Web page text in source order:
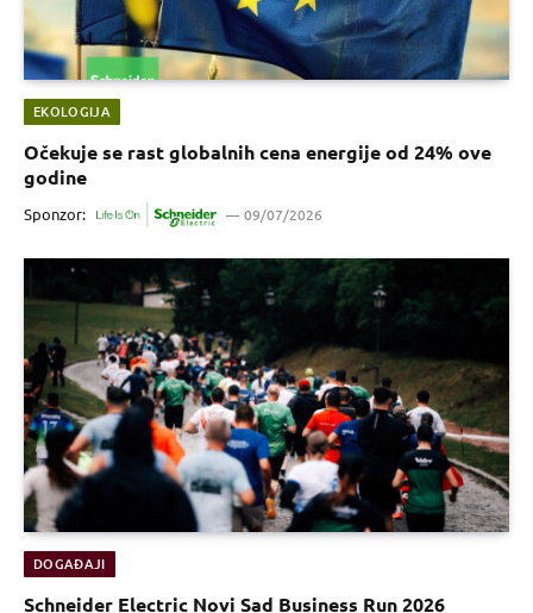
EKOLOGIJA
Očekuje se rast globalnih cena energije od 24% ove
godine
Sponzor: 09/07/2026
DOGAĐAJI
Schneider Electric Novi Sad Business Run 2026